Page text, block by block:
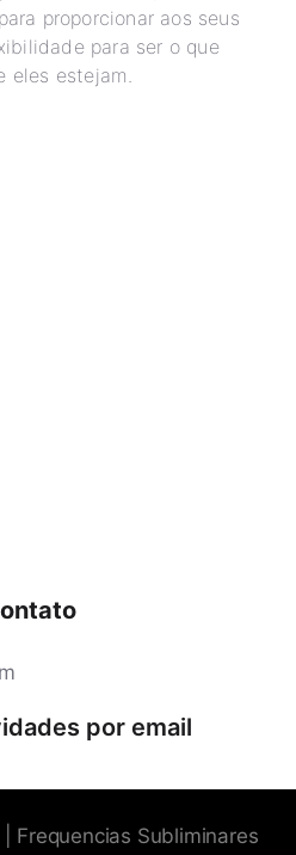
proporcionar aos seus
para ser o que
eles estejam.
por email
Frequencias Subliminares